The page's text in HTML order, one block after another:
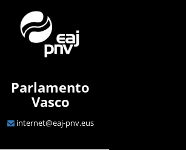
Parlamento
Vasco
internet@eaj-pnv.eus